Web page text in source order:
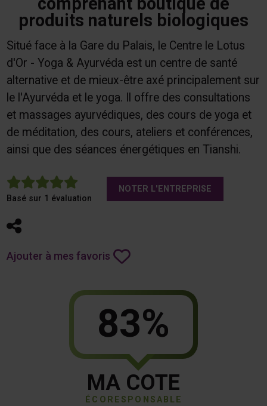
produits naturels biologiques
Situé face à la Gare du Palais, le Centre le Lotus
d'Or - Yoga & Ayurvéda est un centre de santé
alternative et de mieux-être axé principalement sur
le l'Ayurvéda et le yoga. Il offre des consultations
et massages ayurvédiques, des cours de yoga et
de méditation, des cours, ateliers et conférences,
ainsi que des séances énergétiques en Tianshi.
5
Basé sur 1 évaluation
NOTER L'ENTREPRISE
Partager
Ajouter à mes favoris
83%
MA COTE
ÉCORESPONSABLE